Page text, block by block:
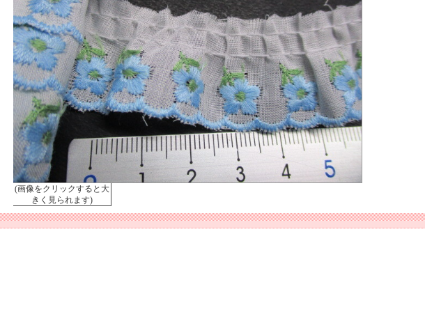
(画像をクリックすると大
きく見られます)